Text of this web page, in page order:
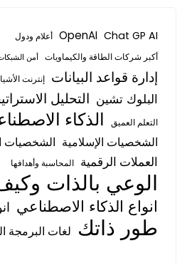
Chat GP AI
OpenAI أعلام ودول
أكبر شركات الطاقة والكيماويات أمن
إدارة قواعد البيانات إنترنت
البلوك تشين التحليل
التعلم العميق الذكاء
الشخصيات الإسلامية الشخصيات
العملات الرقمية المحاسبة وأهدافها
الوعي بالذات
انواع الذكاء الاصطناعي
طور ذاتك لغات البرمجة